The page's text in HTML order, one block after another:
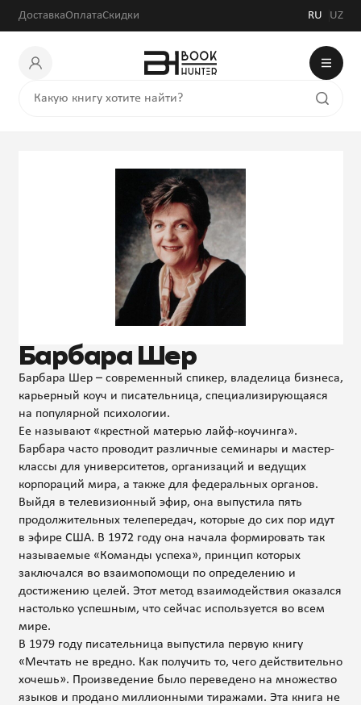
ДоставкаОплатаСкидки RU UZ
Барбара Шер
Барбара Шер – современный спикер, владелица бизнеса,
карьерный коуч и писательница, специализирующаяся
на популярной психологии.
Ее называют «крестной матерью лайф-коучинга».
Барбара часто проводит различные семинары и мастер-
классы для университетов, организаций и ведущих
корпораций мира, а также для федеральных органов.
Выйдя в телевизионный эфир, она выпустила пять
продолжительных телепередач, которые до сих пор идут
в эфире США. В 1972 году она начала формировать так
называемые «Команды успеха», принцип которых
заключался во взаимопомощи по определению и
достижению целей. Этот метод взаимодействия оказался
настолько успешным, что сейчас используется во всем
мире.
В 1979 году писательница выпустила первую книгу
«Мечтать не вредно. Как получить то, чего действительно
хочешь». Произведение было переведено на множество
языков и продано миллионными тиражами. Эта книга не